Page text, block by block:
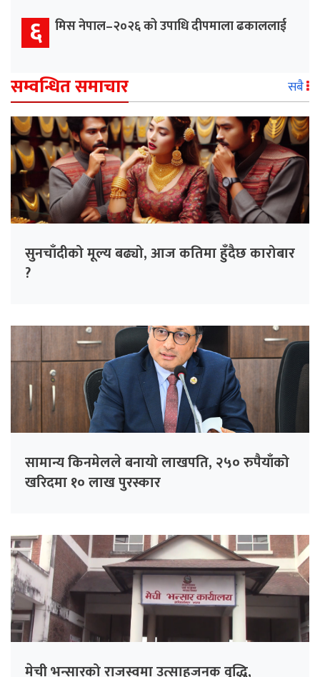
६ मिस नेपाल–२०२६ को उपाधि दीपमाला ढकाललाई
सम्वन्धित समाचार सबै
सुनचाँदीको मूल्य बढ्यो, आज कतिमा हुँदैछ कारोबार
?
सामान्य किनमेलले बनायो लाखपति, २५० रुपैयाँको
खरिदमा १० लाख पुरस्कार